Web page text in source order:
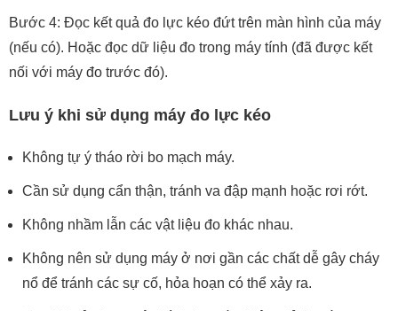
Bước 4: Đọc kết quả đo lực kéo đứt trên màn hình của máy
(nếu có). Hoặc đọc dữ liệu đo trong máy tính (đã được kết
nối với máy đo trước đó).
Lưu ý khi sử dụng máy đo lực kéo
Không tự ý tháo rời bo mạch máy.
Cần sử dụng cẩn thận, tránh va đập mạnh hoặc rơi rớt.
Không nhầm lẫn các vật liệu đo khác nhau.
Không nên sử dụng máy ở nơi gần các chất dễ gây cháy
nổ để tránh các sự cố, hỏa hoạn có thể xảy ra.